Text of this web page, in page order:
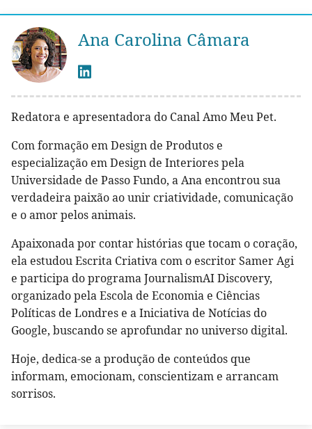
Ana Carolina Câmara
Redatora e apresentadora do Canal Amo Meu Pet.
Com formação em Design de Produtos e
especialização em Design de Interiores pela
Universidade de Passo Fundo, a Ana encontrou sua
verdadeira paixão ao unir criatividade, comunicação
e o amor pelos animais.
Apaixonada por contar histórias que tocam o coração,
ela estudou Escrita Criativa com o escritor Samer Agi
e participa do programa JournalismAI Discovery,
organizado pela Escola de Economia e Ciências
Políticas de Londres e a Iniciativa de Notícias do
Google, buscando se aprofundar no universo digital.
Hoje, dedica-se a produção de conteúdos que
informam, emocionam, conscientizam e arrancam
sorrisos.